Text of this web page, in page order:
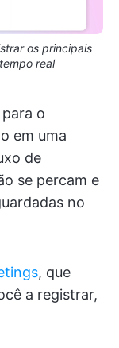
os principais
real
o
em uma
de
se percam e
no
, que
a registrar,